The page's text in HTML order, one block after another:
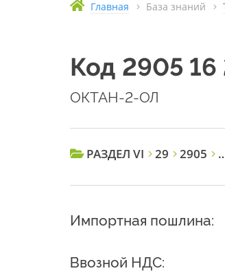
Главная База знаний
Код 2905
ОКТАН-2-ОЛ
РАЗДЕЛ VI 29 2905
Импортная пошлина:
Ввозной НДС: